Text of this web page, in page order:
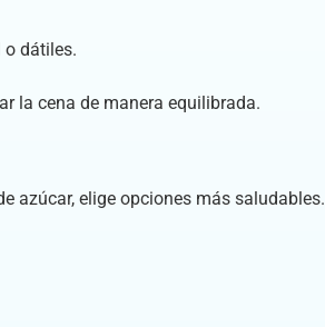
o dátiles.
la cena de manera equilibrada.
azúcar, elige opciones más saludables.